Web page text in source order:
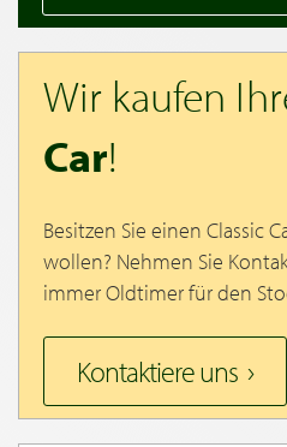
Wir kaufen
Car!
Besitzen Sie einen Classic
wollen? Nehmen Sie
immer Oldtimer für den
Kontaktiere uns